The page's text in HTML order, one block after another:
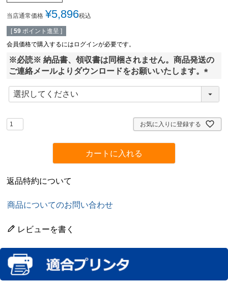
当店通常価格 ¥5,896税込
[ 59 ポイント進呈 ]
会員価格で購入するにはログインが必要です。
※必読※ 納品書、領収書は同梱されません。商品発送の
ご連絡メールよりダウンロードをお願いいたします。
(
必
)
お気に入りに登録する
カートに入れる
返品特約について
商品についてのお問い合わせ
レビューを書く